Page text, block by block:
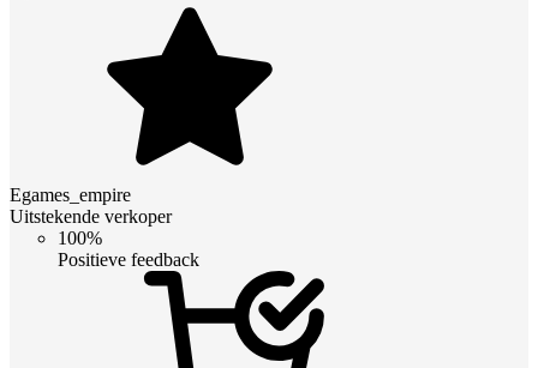
Egames_empire
Uitstekende verkoper
100%
Positieve feedback